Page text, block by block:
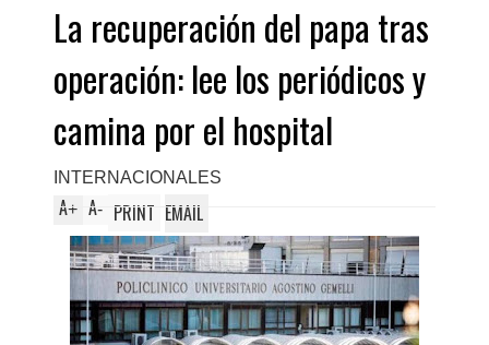
La recuperación del papa tras
operación: lee los periódicos y
camina por el hospital
INTERNACIONALES
A+ A- PRINT EMAIL